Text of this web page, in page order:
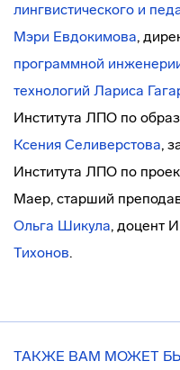
лингвистического и
Мэри Евдокимова,
программной
технологий Лариса
Института ЛПО по
Ксения Селиверстова,
Института ЛПО по
Маер, старший
Ольга Шикула, доцент
Тихонов.
ТАКЖЕ ВАМ МОЖЕТ